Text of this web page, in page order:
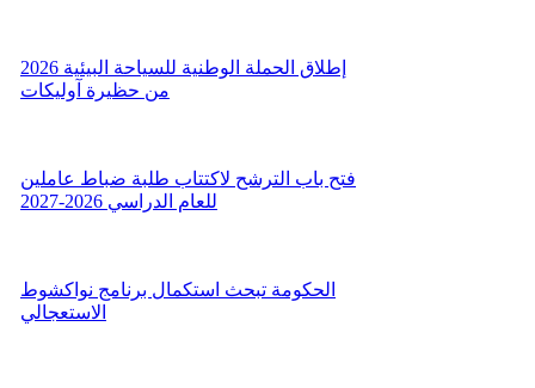
إطلاق الحملة الوطنية للسياحة البيئية 2026
من حظيرة آوليكات
فتح باب الترشح لاكتتاب طلبة ضباط عاملين
للعام الدراسي 2026-2027
الحكومة تبحث استكمال برنامج نواكشوط
الاستعجالي